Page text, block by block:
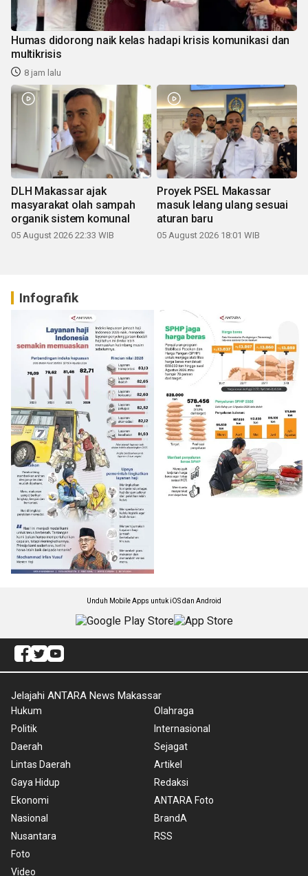
Humas didorong naik kelas hadapi krisis komunikasi dan
multikrisis
8 jam lalu
DLH Makassar ajak
masyarakat olah sampah
organik sistem komunal
05 August 2026 22:33 WIB
Proyek PSEL Makassar
masuk lelang ulang sesuai
aturan baru
05 August 2026 18:01 WIB
Infografik
Unduh Mobile Apps untuk iOS dan Android
Jelajahi ANTARA News Makassar
Hukum
Politik
Daerah
Lintas Daerah
Gaya Hidup
Ekonomi
Nasional
Nusantara
Foto
Video
Olahraga
Internasional
Sejagat
Artikel
Redaksi
ANTARA Foto
BrandA
RSS